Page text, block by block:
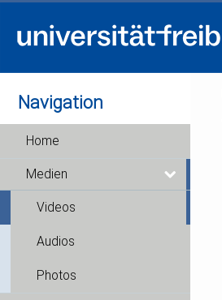
Navigation
Home
Medien
Videos
Audios
Photos